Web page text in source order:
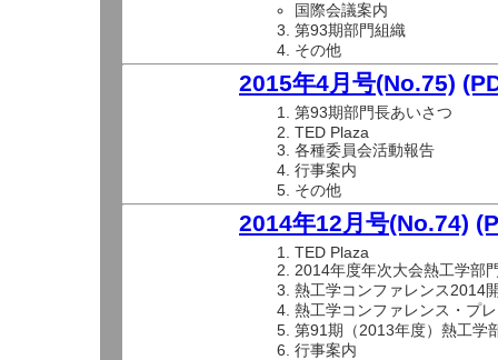
国際会議案内
第93期部門組織
その他
2015年4月号(No.75)
第93期部門長あいさつ
TED Plaza
各種委員会活動報告
行事案内
その他
2014年12月号(No.74)
TED Plaza
2014年度年次大会熱工学部
熱工学コンファレンス2014
熱工学コンファレンス・プ
第91期（2013年度）熱工学
行事案内